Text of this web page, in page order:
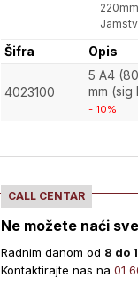
Šifra Opis
4023100
5 A4
mm (sig
- 10%
CALL CENTAR
Ne možete naći
Radnim danom od 8 do
Kontaktirajte nas na 01